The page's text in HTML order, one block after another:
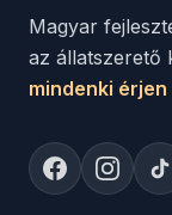
Magyar
az állatszerető
mindenki érjen